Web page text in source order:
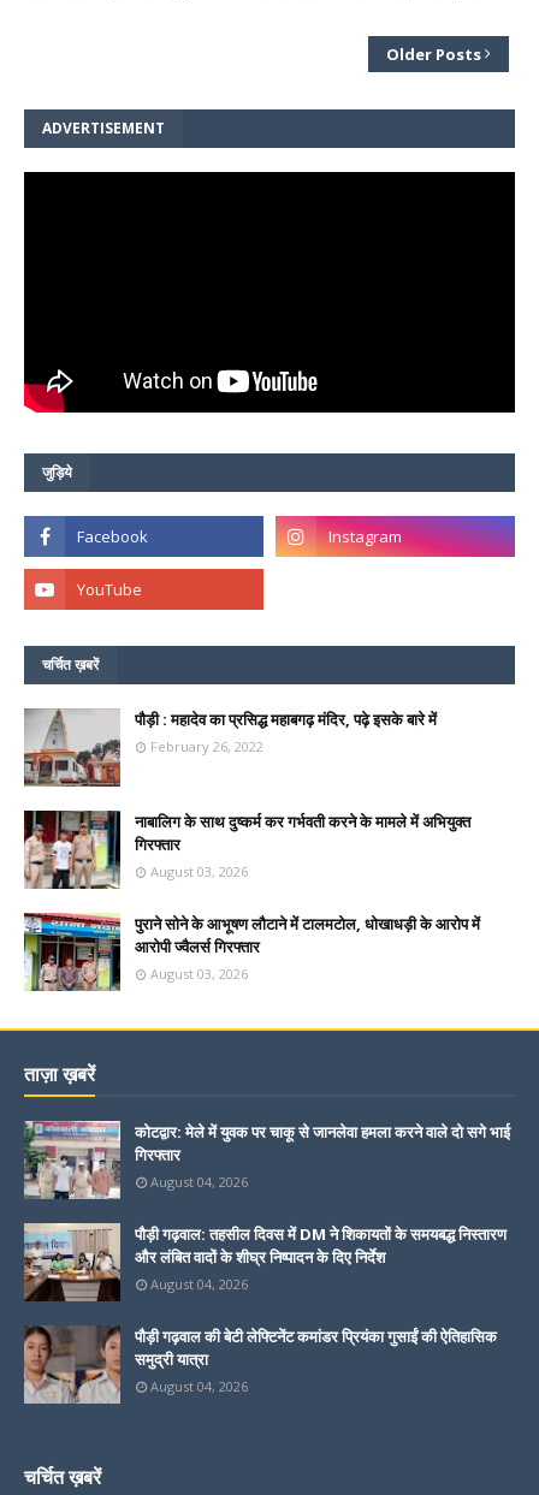
Older Posts
ADVERTISEMENT
जुड़िये
चर्चित ख़बरें
पौड़ी : महादेव का प्रसिद्ध महाबगढ़ मंदिर, पढ़े इसके बारे में
February 26, 2022
नाबालिग के साथ दुष्कर्म कर गर्भवती करने के मामले में अभियुक्त
गिरफ्तार
August 03, 2026
पुराने सोने के आभूषण लौटाने में टालमटोल, धोखाधड़ी के आरोप में
आरोपी ज्वैलर्स गिरफ्तार
August 03, 2026
ताज़ा ख़बरें
कोटद्वार: मेले में युवक पर चाकू से जानलेवा हमला करने वाले दो सगे भाई
गिरफ्तार
August 04, 2026
पौड़ी गढ़वाल: तहसील दिवस में DM ने शिकायतों के समयबद्ध निस्तारण
और लंबित वादों के शीघ्र निष्पादन के दिए निर्देश
August 04, 2026
पौड़ी गढ़वाल की बेटी लेफ्टिनेंट कमांडर प्रियंका गुसाईं की ऐतिहासिक
समुद्री यात्रा
August 04, 2026
चर्चित ख़बरें